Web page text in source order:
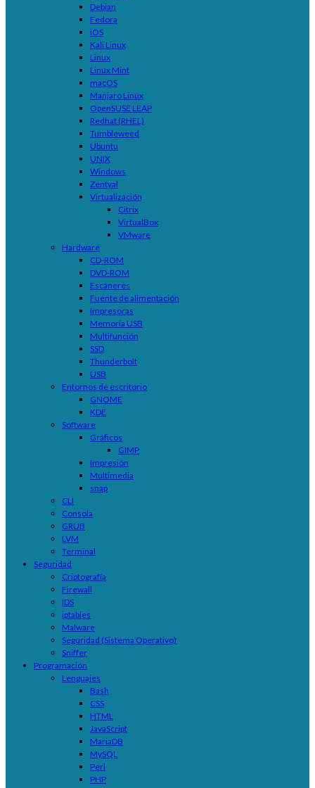
Debian
Fedora
iOS
Kali Linux
Linux
Linux Mint
macOS
Manjaro Linux
OpenSUSE LEAP
Redhat (RHEL)
Tumbleweed
Ubuntu
UNIX
Windows
Zentyal
Virtualización
Citrix
VirtualBox
VMware
Hardware
CD-ROM
DVD-ROM
Escáneres
Fuente de alimentación
Impresoras
Memoria USB
Multifunción
SSD
Thunderbolt
USB
Entornos de escritorio
GNOME
KDE
Software
Gráficos
GIMP
Impresión
Multimedia
snap
CLI
Consola
GRUB
LVM
Terminal
Seguridad
Criptografía
Firewall
IDS
iptables
Malware
Seguridad (Sistema Operativo)
Sniffer
Programación
Lenguajes
Bash
CSS
HTML
JavaScript
MariaDB
MySQL
Perl
PHP